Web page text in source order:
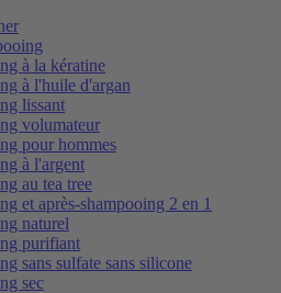
à la kératine
à l'huile d'argan
lissant
volumateur
pour hommes
à l'argent
au tea tree
et après-shampooing 2 en 1
naturel
purifiant
sans sulfate sans silicone
sec